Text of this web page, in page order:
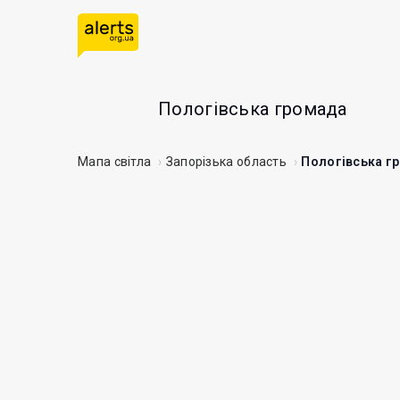
Пологівська громада
Мапа світла Запорізька область Пологівська